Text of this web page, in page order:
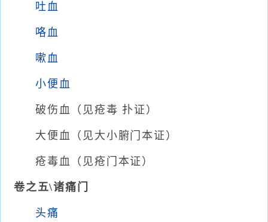
吐血
咯血
嗽血
小便血
破伤血（见疮毒 扑证）
大便血（见大小腑门本证）
疮毒血（见疮门本证）
卷之五\诸痛门
头痛